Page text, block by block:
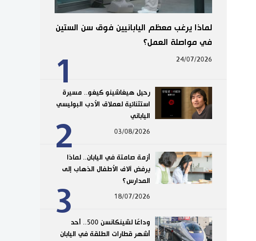
1
لماذا يرغب معظم اليابانيين فوق سن الستين
في مواصلة العمل؟
24/07/2026
2
رحيل هيغاشينو كيغو.. مسيرة
استثنائية لعملاق الأدب البوليسي
الياباني
03/08/2026
3
أزمة صامتة في اليابان.. لماذا
يرفض آلاف الأطفال الذهاب إلى
المدارس؟
18/07/2026
وداعًا لشينكانسن 500.. أحد
أشهر قطارات الطلقة في اليابان